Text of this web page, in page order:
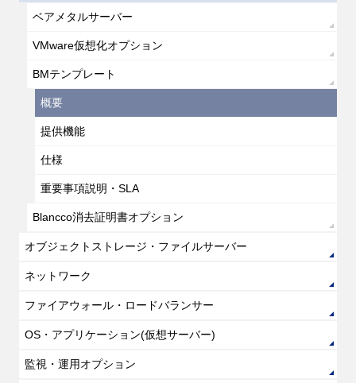
ベアメタルサーバー
VMware仮想化オプション
BMテンプレート
概要
提供機能
仕様
重要事項説明・SLA
Blancco消去証明書オプション
オブジェクトストレージ・ファイルサーバー
ネットワーク
ファイアウォール・ロードバランサー
OS・アプリケーション(仮想サーバー)
監視・運用オプション